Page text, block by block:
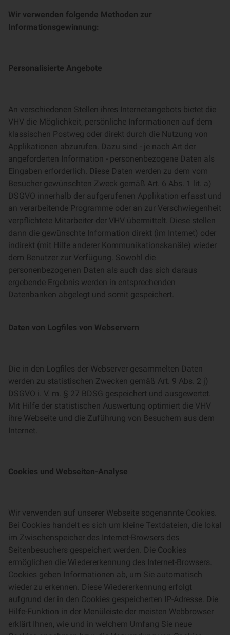
Wir verwenden folgende Methoden zur
Informationsgewinnung:
Personalisierte Angebote
An verschiedenen Stellen ihres Internetangebots bietet die
VHV die Möglichkeit, persönliche Informationen auf dem
klassischen Postweg oder direkt durch die Nutzung von
Applikationen abzurufen. Dazu sind - je nach Art der
angeforderten Information - personenbezogene Daten als
Eingaben erforderlich. Diese Daten werden zu dem vom
Besucher gewünschten Zweck gemäß Art. 6 Abs. 1 lit. a)
DSGVO innerhalb der aufgerufenen Applikation erfasst und
an verarbeitende Programme oder an zur Verschwiegenheit
verpflichtete Mitarbeiter der VHV übermittelt. Diese stellen
dann die gewünschte Information direkt (im Internet) oder
indirekt (mit Hilfe anderer Kommunikationskanäle) wieder
dem Benutzer zur Verfügung. Sowohl die
personenbezogenen Daten als auch das sich daraus
ergebende Ergebnis werden in entsprechenden
Datenbanken abgelegt und somit gespeichert.
Daten von Logfiles von Webservern
Die in den Logfiles der Webserver gesammelten Daten
werden zu statistischen Zwecken gemäß Art. 9 Abs. 2 j)
DSGVO i. V. m. § 27 BDSG gespeichert und ausgewertet.
Mit Hilfe der statistischen Auswertung optimiert die VHV
ihre Webseite und die Zuführung von Besuchern aus dem
Internet.
Cookies und Webseiten-Analyse
Wir verwenden auf unserer Webseite sogenannte Cookies.
Bei Cookies handelt es sich um kleine Textdateien, die lokal
im Zwischenspeicher des Internet-Browsers des
Seitenbesuchers gespeichert werden. Die Cookies
ermöglichen die Wiedererkennung des Internet-Browsers.
Cookies geben Informationen ab, um Sie automatisch
wieder zu erkennen. Diese Wiedererkennung erfolgt
aufgrund der in den Cookies gespeicherten IP-Adresse. Die
Hilfe-Funktion in der Menüleiste der meisten Webbrowser
erklärt Ihnen, wie und in welchem Umfang Sie neue